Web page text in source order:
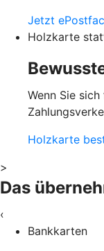
Jetzt
Holzkarte
Wenn Sie
Holzkarte
>
Das
‹
Bankkarten